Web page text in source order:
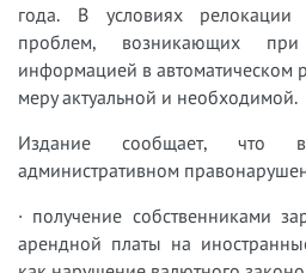
года. В условиях
проблем, возникающих
информацией в автоматическом
меру актуальной и необходимой.
Издание сообщает, что
административном
· получение собственниками
арендной платы на